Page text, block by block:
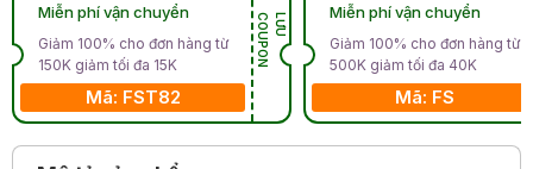
Miễn phí vận chuyển
Giảm 100% cho đơn hàng từ
150K giảm tối đa 15K
Mã: FST82
L
Ư
U
C
O
U
P
O
N
Miễn phí vận chuyển
Giảm 100% cho đơn hàng từ
500K giảm tối đa 40K
Mã: FS